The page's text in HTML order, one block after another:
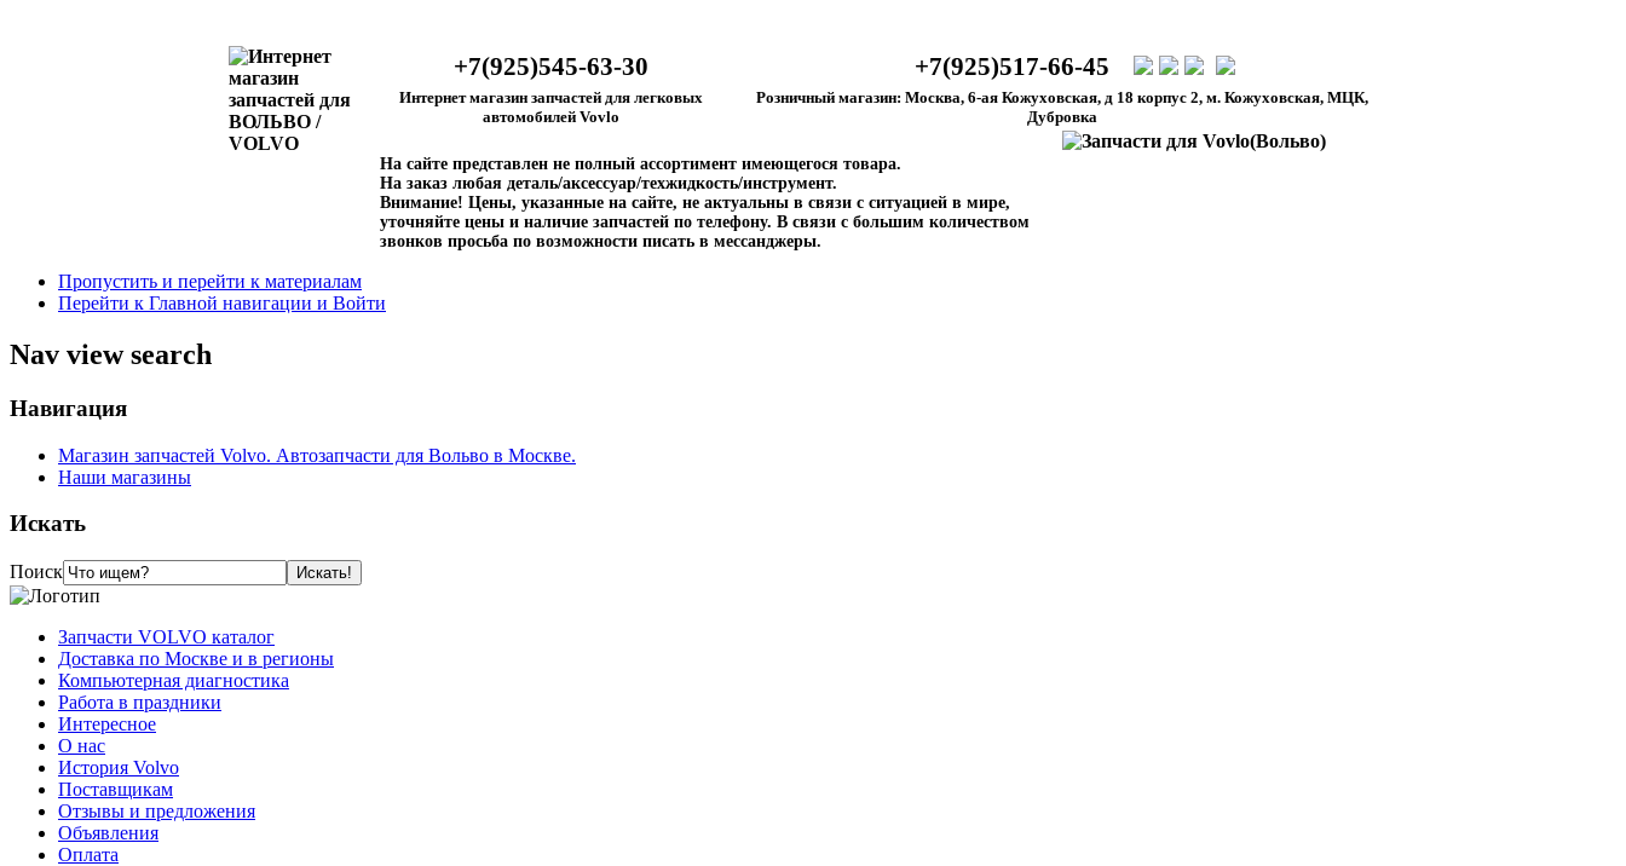
+7(925)545-63-30
Интернет магазин запчастей для легковых
автомобилей Vovlo
+7(925)517-66-45
Розничный магазин: Москва, 6-ая Кожуховская, д 18 корпус 2, м. Кожуховская, МЦК,
Дубровка
На сайте представлен не полный ассортимент имеющегося товара.
На заказ любая деталь/аксессуар/техжидкость/инструмент.
Внимание! Цены, указанные на сайте, не актуальны в связи с ситуацией в мире,
уточняйте цены и наличие запчастей по телефону. В связи с большим количеством
звонков просьба по возможности писать в мессанджеры.
Пропустить и перейти к материалам
Перейти к Главной навигации и Войти
Nav view search
Навигация
Магазин запчастей Volvo. Автозапчасти для Вольво в Москве.
Наши магазины
Искать
Поиск
Запчасти VOLVO каталог
Доставка по Москве и в регионы
Компьютерная диагностика
Работа в праздники
Интересное
О нас
История Volvo
Поставщикам
Отзывы и предложения
Объявления
Оплата